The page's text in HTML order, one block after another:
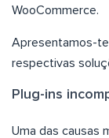
WooCommerce.
Apresentamos-te
respectivas
Plug-ins
Uma das causas